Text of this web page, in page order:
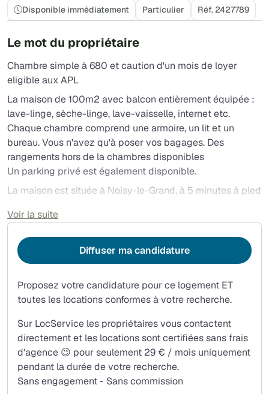
Disponible immédiatement
Particulier Réf. 2427789
Le mot du propriétaire
Chambre simple à 680 et caution d'un mois de loyer
eligible aux APL
La maison de 100m2 avec balcon entièrement équipée :
lave-linge, sèche-linge, lave-vaisselle, internet etc.
Chaque chambre comprend une armoire, un lit et un
bureau. Vous n'avez qu'à poser vos bagages. Des
rangements hors de la chambres disponibles
Un parking privé est également disponible.
La maison est située à Noisy-le-Grand, à 5 minutes à pied
10min , avec des arrêts de bus au pied du bâtiment.
Voir la suite
Proposez votre candidature pour ce logement ET
toutes les locations conformes à votre recherche.
Sur LocService les propriétaires vous contactent
directement et les locations sont certifiées sans frais
d'agence 😉 pour seulement 29 € / mois uniquement
pendant la durée de votre recherche.
Sans engagement - Sans commission
Diffuser ma candidature